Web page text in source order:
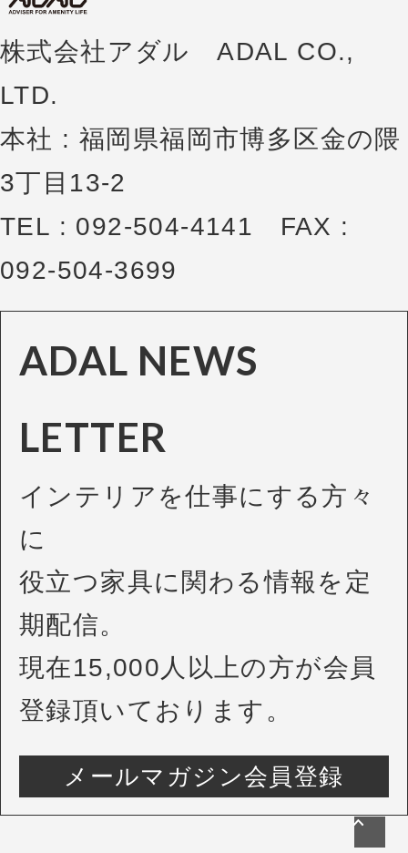
株式会社アダル ADAL CO.,
LTD.
本社 : 福岡県福岡市博多区金の隈
3丁目13-2
TEL : 092-504-4141 FAX :
092-504-3699
ADAL NEWS
LETTER
インテリアを仕事にする方々
に
役立つ家具に関わる情報を定
期配信。
現在15,000人以上の方が会員
登録頂いております。
メールマガジン会員登録